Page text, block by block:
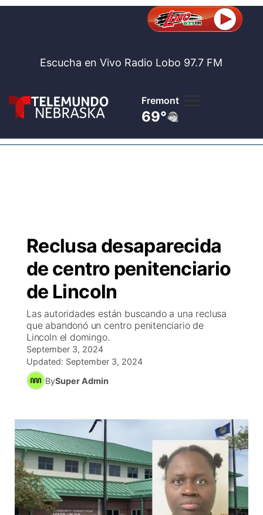
Escucha en Vivo Radio Lobo 97.7 FM
Fremont
69°
Tu
Reclusa desaparecida
de centro penitenciario
de Lincoln
Las autoridades están buscando a una reclusa
que abandonó un centro penitenciario de
Lincoln el domingo.
September 3, 2024
Updated: September 3, 2024
BySuper Admin